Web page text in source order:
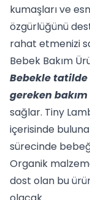
kumaşları ve
özgürlüğünü
rahat etmenizi
Bebek Bakım
Bebekle tatilde
gereken
sağlar. Tiny
içerisinde
sürecinde
Organik
dost olan bu